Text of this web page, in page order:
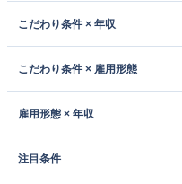
こだわり条件 × 年収
こだわり条件 × 雇用形態
雇用形態 × 年収
注目条件